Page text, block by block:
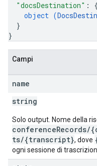
"docsDestination" : {
object (
}
}
Campi
name
string
Solo output. Nome della
conferenceRecords/
ts/{transcript}, dove
ogni sessione di